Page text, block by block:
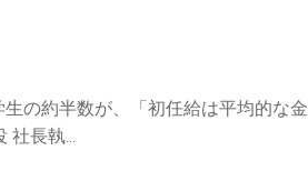
の約半数が、「初任給は平均的な金
社長執...